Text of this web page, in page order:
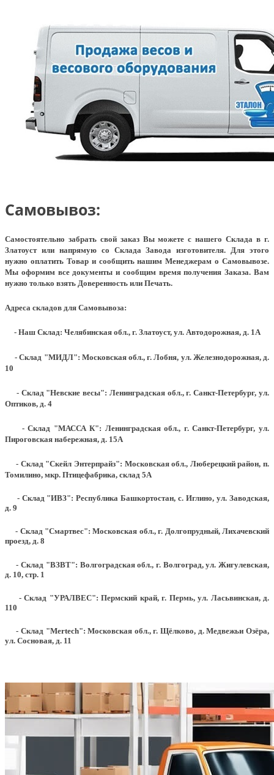
Самовывоз:
Самостоятельно забрать свой заказ Вы можете с нашего Склада в г.
Златоуст или напрямую со Склада Завода изготовителя. Для этого
нужно оплатить Товар и сообщить нашим Менеджерам о Самовывозе.
Мы оформим все документы и сообщим время получения Заказа. Вам
нужно только взять Доверенность или Печать.
Адреса складов для Самовывоза:
- Наш Склад: Челябинская обл., г. Златоуст, ул. Автодорожная, д. 1А
- Склад "МИДЛ": Московская обл., г. Лобня, ул. Железнодорожная, д.
10
- Склад "Невские весы": Ленинградская обл., г. Санкт-Петербург, ул.
Оптиков, д. 4
- Склад "МАССА К": Ленинградская обл., г. Санкт-Петербург, ул.
Пироговская набережная, д. 15А
- Склад "Скейл Энтерпрайз": Московская обл., Люберецкий район, п.
Томилино, мкр. Птицефабрика, склад 5А
- Склад "ИВЗ": Республика Башкортостан, с. Иглино, ул. Заводская,
д. 9
- Склад "Смартвес":Московская обл., г. Долгопрудный, Лихачевский
проезд, д. 8
- Склад "ВЗВТ": Волгоградская обл., г. Волгоград, ул. Жигулевская,
д. 10, стр. 1
- Склад "УРАЛВЕС": Пермский край, г. Пермь, ул. Ласьвинская, д.
110
- Склад "Mertech": Московская обл., г. Щёлково, д. Медвежьи Озёра,
ул. Сосновая, д. 11